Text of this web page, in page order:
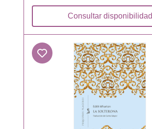
Consultar disponibilidad